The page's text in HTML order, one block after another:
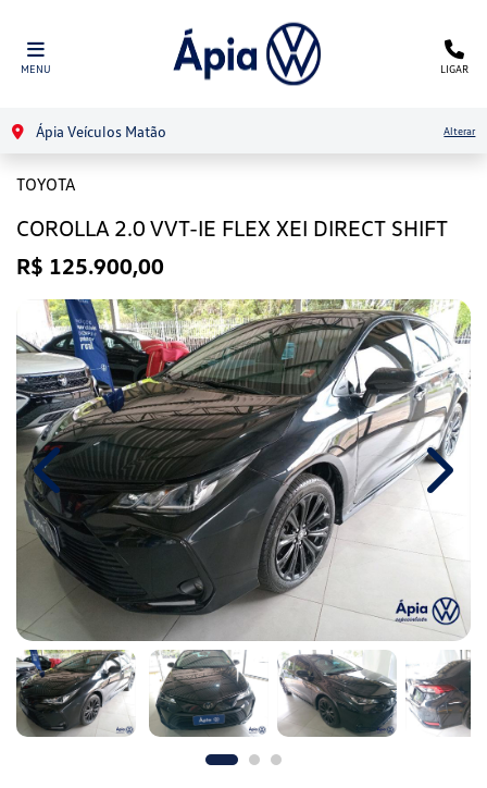
MENU LIGAR
Ápia Veículos Matão Alterar
TOYOTA
COROLLA 2.0 VVT-IE FLEX XEI DIRECT SHIFT
R$ 125.900,00
Previous Next